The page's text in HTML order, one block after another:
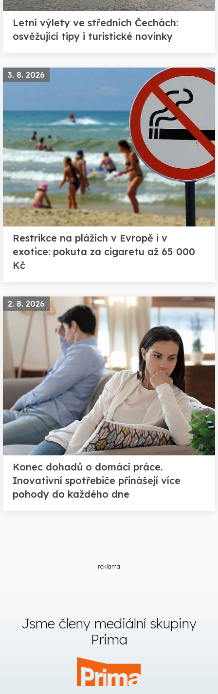
Letní výlety ve středních Čechách:
osvěžující tipy i turistické novinky
3. 8. 2026
Restrikce na plážích v Evropě i v
exotice: pokuta za cigaretu až 65 000
Kč
2. 8. 2026
Konec dohadů o domácí práce.
Inovativní spotřebiče přinášejí více
pohody do každého dne
reklama
Jsme členy mediální skupiny
Prima